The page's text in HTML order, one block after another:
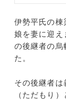
伊勢平氏の棟
娘を妻に迎え
の後継者の烏
た。
その後継者
（ただもり